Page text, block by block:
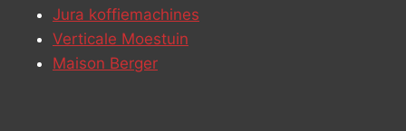
Jura koffiemachines
Verticale Moestuin
Maison Berger